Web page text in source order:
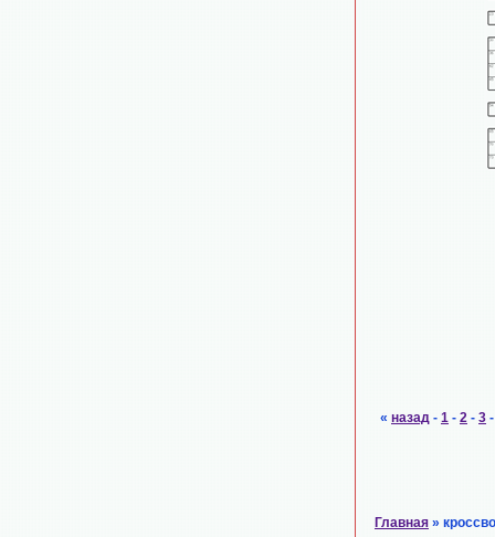
« назад - 1 - 2 - 3
Главная »